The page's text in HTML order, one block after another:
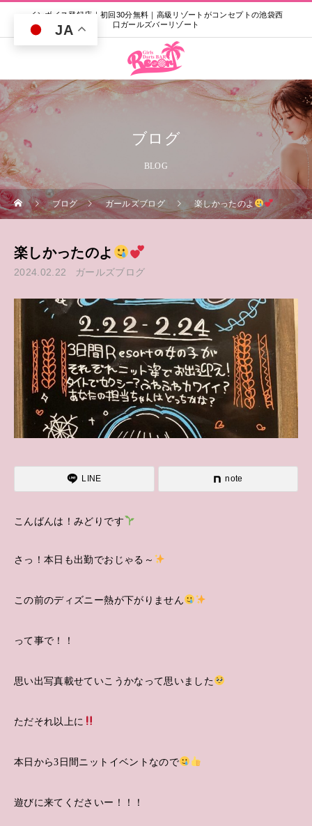
インボイス登録店｜初回30分無料｜高級リゾートがコンセプトの池袋西
口ガールズバーリゾート
ブログ
BLOG
ブログ ガールズブログ 楽しかったのよ
楽しかったのよ
2024.02.22 ガールズブログ
LINE note
こんばんは！みどりです
さっ！本日も出勤でおじゃる～
この前のディズニー熱が下がりません
って事で！！
思い出写真載せていこうかなって思いました
ただそれ以上に
本日から3日間ニットイベントなので
遊びに来てくださいー！！！
JA